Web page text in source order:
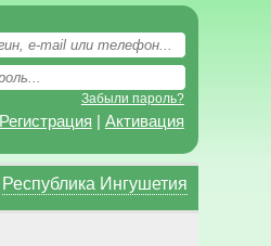
Забыли пароль?
Регистрация Активация
Республика Ингушетия